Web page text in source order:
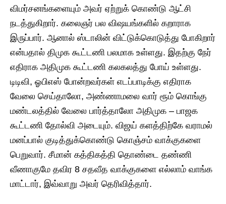
விமர்சனங்களையும் அவர் ஏற்றுக் கொண்டு ஆட்சி
நடத்துகிறார். கலைஞர் பல விஷயங்களில் கறாராக
இருப்பார். ஆனால் ஸ்டாலின் விட்டுக்கொடுத்து போகிறார்
என்பதால் திமுக கூட்டணி பலமாக உள்ளது. இதற்கு நேர்
எதிராக அதிமுக கூட்டணி கலகலத்து போய் உள்ளது.
டிடிவி, ஓபிஎஸ் போன்றவர்கள் எடப்பாடிக்கு எதிராக
வேலை செய்தாலோ, அண்ணாமலை வார் ரூம் கொங்கு
மண்டலத்தில் வேலை பார்த்தாலோ அதிமுக – பாஜக
கூட்டணி தோல்வி அடையும். விஜய் களத்திற்கே வராமல்
மனப்பால் குடித்துக்கொண்டு கொஞ்சம் வாக்குகளை
பெறுவார். சீமான் கத்திகத்தி தொண்டை தண்ணி
வீணாகுமே தவிர 8 சதவீத வாக்குகளை எல்லாம் வாங்க
மாட்டார், இவ்வாறு அவர் தெரிவித்தார்.